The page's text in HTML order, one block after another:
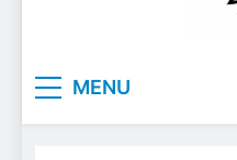
MENU